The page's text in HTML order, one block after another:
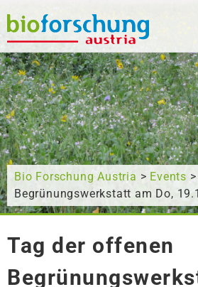
Wonach suchen Sie?
Bio Forschung Austria > Events
Begrünungswerkstatt am Do,
Tag der offenen